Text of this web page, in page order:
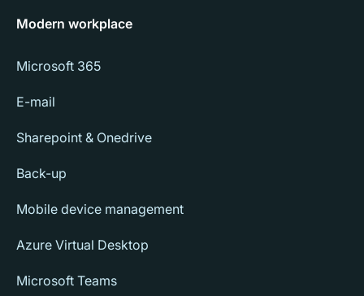
Modern workplace
Microsoft 365
E-mail
Sharepoint & Onedrive
Back-up
Mobile device management
Azure Virtual Desktop
Microsoft Teams